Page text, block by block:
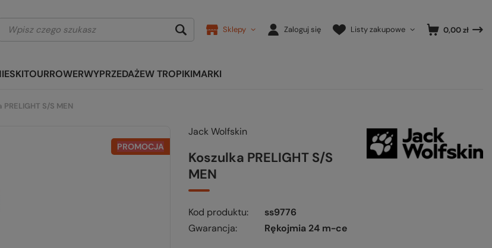
Sklepy Zaloguj się Listy zakupowe 0,00 zł
SKITOURROWERWYPRZEDAŻEW TROPIKIMARKI
PRELIGHT S/S MEN
PROMOCJA
Jack Wolfskin
Koszulka PRELIGHT S/S
MEN
Kod produktu
ss9776
Gwarancja
Rękojmia 24 m-ce